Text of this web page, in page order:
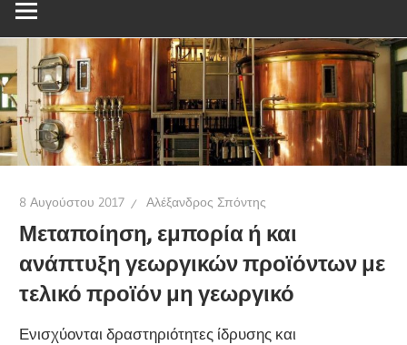
8 Αυγούστου 2017 Αλέξανδρος Σπόντης
Μεταποίηση, εμπορία ή και
ανάπτυξη γεωργικών προϊόντων με
τελικό προϊόν μη γεωργικό
Ενισχύονται δραστηριότητες ίδρυσης και